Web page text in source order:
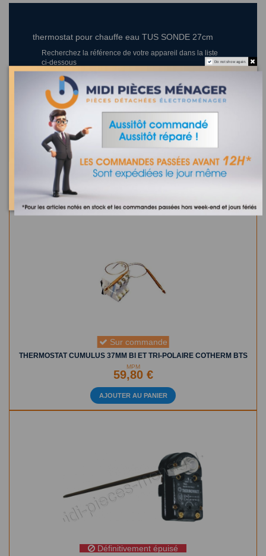
thermostat pour chauffe eau TUS SONDE 27cm
Recherchez la référence de votre appareil dans la liste
ci-dessous
Où trouver la référence de mon appareil ?
0 appareil compatible.
Dans la même catégorie
Sur commande
THERMOSTAT CUMULUS 37MM BI ET TRI-POLAIRE COTHERM BTS
MPM
59,80 €
AJOUTER AU PANIER
Définitivement épuisé
Do not show again.